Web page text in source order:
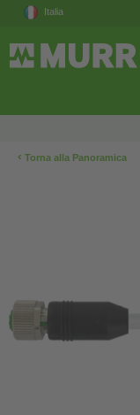
Italia
‹ Torna alla Panoramica